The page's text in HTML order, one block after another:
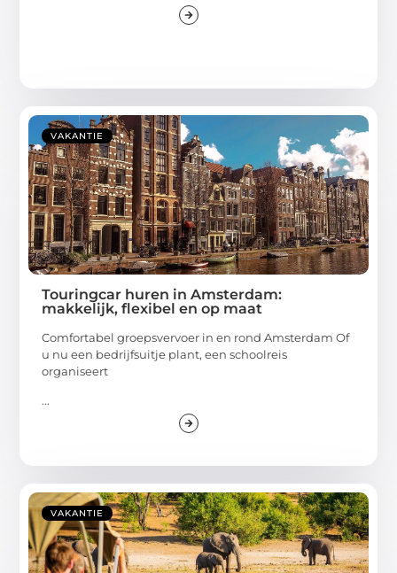
VAKANTIE
Touringcar huren in Amsterdam:
makkelijk, flexibel en op maat
Comfortabel groepsvervoer in en rond Amsterdam Of
u nu een bedrijfsuitje plant, een schoolreis
organiseert
...
VAKANTIE